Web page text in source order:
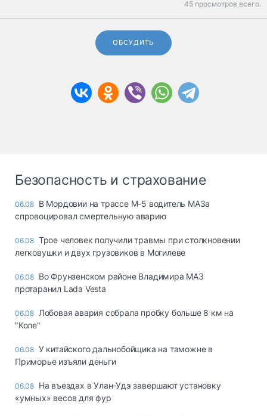
45 просмотров всего.
ОБСУДИТЬ
Безопасность и страхование
06.08 В Мордовии на трассе М-5 водитель МАЗа
спровоцировал смертельную аварию
06.08 Трое человек получили травмы при столкновении
легковушки и двух грузовиков в Могилеве
06.08 Во Фрунзенском районе Владимира МАЗ
протаранил Lada Vesta
06.08 Лобовая авария собрала пробку больше 8 км на
"Коле"
06.08 У китайского дальнобойщика на таможне в
Приморье изъяли деньги
06.08 Ha въeздax в Улaн-Удэ зaвepшaют ycтaнoвкy
«yмныx» вecoв для фyp